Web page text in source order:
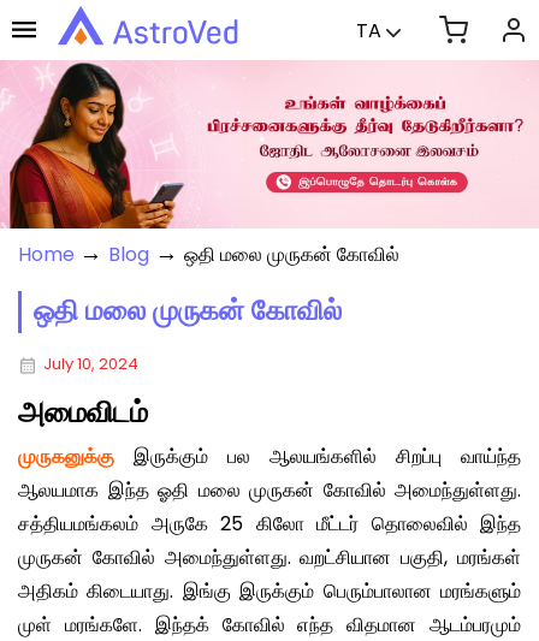
TA
Home → Blog → ஒதி மலை முருகன் கோவில்
ஒதி மலை முருகன் கோவில்
July 10, 2024
அமைவிடம்
முருகனுக்கு இருக்கும் பல ஆலயங்களில் சிறப்பு வாய்ந்த
ஆலயமாக இந்த ஓதி மலை முருகன் கோவில் அமைந்துள்ளது.
சத்தியமங்கலம் அருகே 25 கிலோ மீட்டர் தொலைவில் இந்த
முருகன் கோவில் அமைந்துள்ளது. வறட்சியான பகுதி, மரங்கள்
அதிகம் கிடையாது. இங்கு இருக்கும் பெரும்பாலான மரங்களும்
முள் மரங்களே. இந்தக் கோவில் எந்த விதமான ஆடம்பரமும்